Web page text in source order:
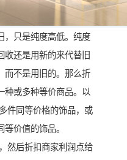
只是纯度高低。纯度
收还是用新的来代替旧
而不是用旧的。那么折
种或多种等价商品。以
件同等价格的饰品，或
价值的饰品。
然后折扣商家利润点给